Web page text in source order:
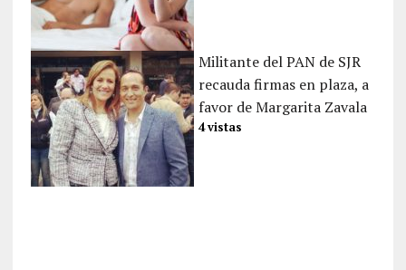
Militante del PAN de SJR
recauda firmas en plaza, a
favor de Margarita Zavala
4 vistas